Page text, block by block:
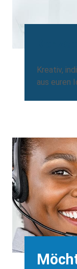
Kreativ,
aus euren
Background
Image